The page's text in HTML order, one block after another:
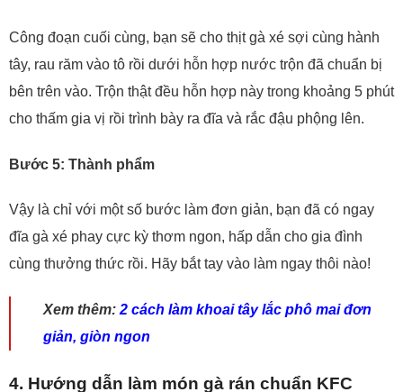
Công đoạn cuối cùng, bạn sẽ cho thịt gà xé sợi cùng hành
tây, rau răm vào tô rồi dưới hỗn hợp nước trộn đã chuẩn bị
bên trên vào. Trộn thật đều hỗn hợp này trong khoảng 5 phút
cho thấm gia vị rồi trình bày ra đĩa và rắc đậu phộng lên.
Bước 5: Thành phẩm
Vậy là chỉ với một số bước làm đơn giản, bạn đã có ngay
đĩa gà xé phay cực kỳ thơm ngon, hấp dẫn cho gia đình
cùng thưởng thức rồi. Hãy bắt tay vào làm ngay thôi nào!
Xem thêm: 2 cách làm khoai tây lắc phô mai đơn
giản, giòn ngon
4. Hướng dẫn làm món gà rán chuẩn KFC